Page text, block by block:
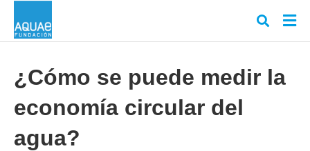
¿Cómo se puede medir la
economía circular del
agua?